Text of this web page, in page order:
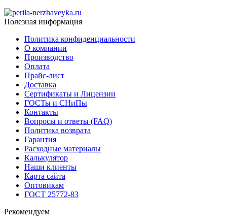
Полезная информация
Политика конфиденциальности
О компании
Производство
Оплата
Прайс-лист
Доставка
Сертификаты и Лицензии
ГОСТы и СНиПы
Контакты
Вопросы и ответы (FAQ)
Политика возврата
Гарантия
Расходные материалы
Калькулятор
Наши клиенты
Карта сайта
Оптовикам
ГОСТ 25772-83
Рекомендуем